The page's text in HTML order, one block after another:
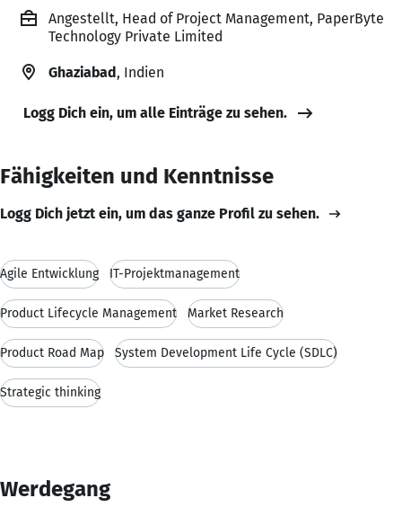
Angestellt, Head of Project Management, PaperByte
Technology Private Limited
Ghaziabad, Indien
Logg Dich ein, um alle Einträge zu sehen.
Fähigkeiten und Kenntnisse
Logg Dich jetzt ein, um das ganze Profil zu sehen.
Agile Entwicklung IT-Projektmanagement
Product Lifecycle Management Market Research
Product Road Map System Development Life Cycle (SDLC)
Strategic thinking
Werdegang